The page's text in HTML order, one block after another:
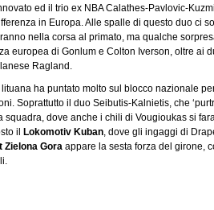
ed il trio ex NBA Calathes-Pavlovic-
in Europa. Alle spalle di questo duo ci
nella corsa al primato, ma qualche
europea di Gonlum e Colton Iverson, oltre ai
Ragland.
ha puntato molto sul blocco nazionale
Soprattutto il duo Seibutis-Kalnietis, che
dove anche i chili di Vougioukas si
il
Lokomotiv Kuban, dove gli ingaggi di
Zielona Gora appare la sesta forza del girone,